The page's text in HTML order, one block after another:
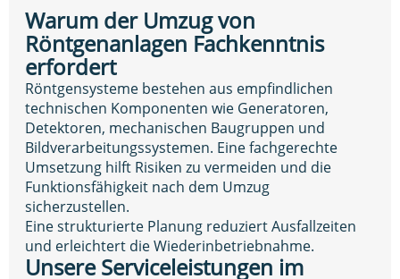
Warum der Umzug von
Röntgenanlagen Fachkenntnis
erfordert
Röntgensysteme bestehen aus empfindlichen
technischen Komponenten wie Generatoren,
Detektoren, mechanischen Baugruppen und
Bildverarbeitungssystemen. Eine fachgerechte
Umsetzung hilft Risiken zu vermeiden und die
Funktionsfähigkeit nach dem Umzug
sicherzustellen.
Eine strukturierte Planung reduziert Ausfallzeiten
und erleichtert die Wiederinbetriebnahme.
Unsere Serviceleistungen im